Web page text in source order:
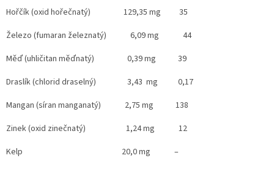
Hořčík (oxid hořečnatý) 129,35 mg 35
Železo (fumaran železnatý) 6,09 mg 44
Měď (uhličitan měďnatý) 0,39 mg 39
Draslík (chlorid draselný) 3,43 mg 0,17
Mangan (síran manganatý) 2,75 mg 138
Zinek (oxid zinečnatý) 1,24 mg 12
Kelp 20,0 mg –